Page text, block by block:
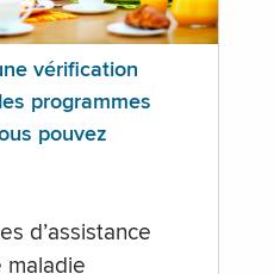
vérification
programmes
pouvez
d’assistance
maladie